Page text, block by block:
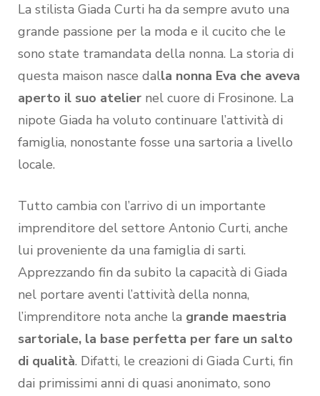
La stilista Giada Curti ha da sempre avuto una
grande passione per la moda e il cucito che le
sono state tramandata della nonna. La storia di
questa maison nasce dalla nonna Eva che aveva
aperto il suo atelier nel cuore di Frosinone. La
nipote Giada ha voluto continuare l’attività di
famiglia, nonostante fosse una sartoria a livello
locale.
Tutto cambia con l’arrivo di un importante
imprenditore del settore Antonio Curti, anche
lui proveniente da una famiglia di sarti.
Apprezzando fin da subito la capacità di Giada
nel portare aventi l’attività della nonna,
l’imprenditore nota anche la grande maestria
sartoriale, la base perfetta per fare un salto
di qualità. Difatti, le creazioni di Giada Curti, fin
dai primissimi anni di quasi anonimato, sono